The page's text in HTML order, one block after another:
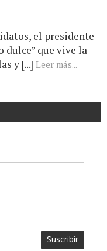
el presidente
dulce” que vive la
y [...] Leer más...
Suscribir